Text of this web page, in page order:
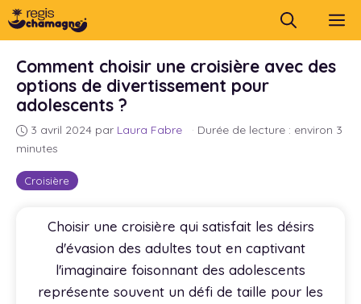
Aller
au
Croisière
Comment choisir une croisière avec des
options de divertissement pour
adolescents ?
3 avril 2024 par Laura Fabre · Durée de lecture : environ 3
minutes
Choisir une croisière qui satisfait les désirs
d'évasion des adultes tout en captivant
l'imaginaire foisonnant des adolescents
représente souvent un défi de taille pour les